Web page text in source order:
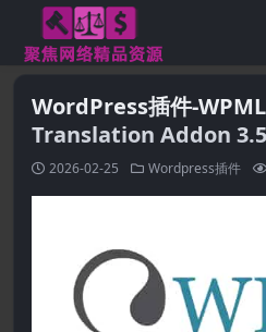
WordPress插件-
Translation Addon
2026-02-25 Wordpress插件